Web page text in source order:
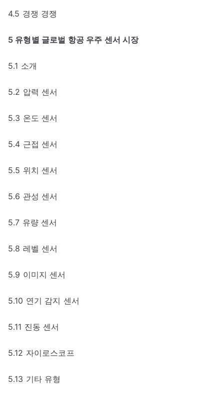
4.5 경쟁 경쟁
5 유형별 글로벌 항공 우주 센서 시장
5.1 소개
5.2 압력 센서
5.3 온도 센서
5.4 근접 센서
5.5 위치 센서
5.6 관성 센서
5.7 유량 센서
5.8 레벨 센서
5.9 이미지 센서
5.10 연기 감지 센서
5.11 진동 센서
5.12 자이로스코프
5.13 기타 유형